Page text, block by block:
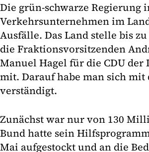
Die grün-schwarze Regierung
Verkehrsunternehmen im
Ausfälle. Das Land stelle bis
die Fraktionsvorsitzenden
Manuel Hagel für die CDU der
mit. Darauf habe man sich
verständigt.
Zunächst war nur von 130
Bund hatte sein
Mai aufgestockt und an die